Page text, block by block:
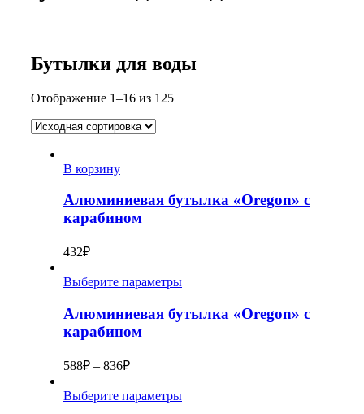
Бутылки для воды
Отображение 1–16 из 125
В корзину
Алюминиевая бутылка «Oregon» с
карабином
432₽
Выберите параметры
Алюминиевая бутылка «Oregon» с
карабином
588₽ – 836₽
Выберите параметры